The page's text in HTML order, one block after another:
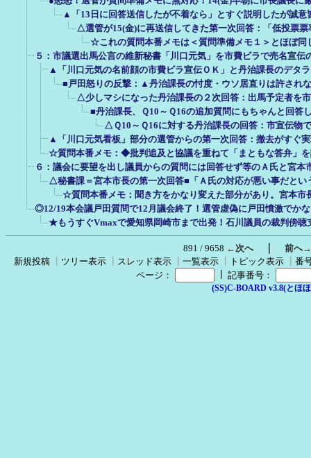
▲「13日に回答送信したが不着なら」とすぐ説明したが誠意
△選管が15(金)に再送信してきた第一次回答：「低投票
☆これの質問本番メモは＜質問準備メモ１＞とほぼ同
５：市議選出馬公言の維新秘書「川口元気」を市費ビラで売名宣伝
▲「川口元気の名前顔の市費ビラ宣伝ＯＫ」と丹治課長のデタ
■戸田怒りの反撃：▲丹治課長の忖度・ウソ居直りは許され
△少しマシになった丹治課長の２次回答：出馬予定者を
■丹治課長、Ｑ10～Ｑ16の追加質問にもちゃんと回答
△Ｑ10～Ｑ16に対する丹治課長の回答：市宣伝物
▲「川口元気看板」部分の選管からの第一次回答：撤去がすぐ
☆質問本番メモ：◆批判追及と協議を重ねて「まともな答弁」
６：議会に要望を出し議員からの質問には回答せず等のＡ氏と宮本
△秘書課＝宮本市長の第一次回答■「Ａ氏の対応が悪い事だとい
☆質問本番メモ：聞き方をかなり変えた部分があり。宮本市
◎12/19本会議戸田質問で12月議会終了！選管虚偽に戸田憤激でか
★もうすぐVmaxで愛知県岡崎市まで出発！石川議員の裁判傍聴
891 / 9658 ←次へ｜ 前へ→
新規投稿
ツリー表示 スレッド表示 一覧表示 トピック表示
番
ページ：
記事番号：
(SS)C-BOARD v3.8(とほ